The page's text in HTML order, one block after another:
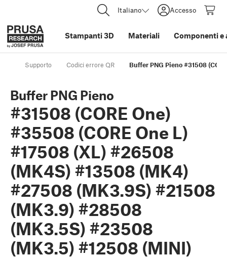
Italiano Accesso
Stampanti 3D Materiali Componenti e
Supporto Codici errore QR Buffer PNG Pieno #31508
Buffer PNG Pieno
#31508 (CORE One)
#35508 (CORE One L)
#17508 (XL) #26508
(MK4S) #13508 (MK4)
#27508 (MK3.9S) #21508
(MK3.9) #28508
(MK3.5S) #23508
(MK3.5) #12508 (MINI)